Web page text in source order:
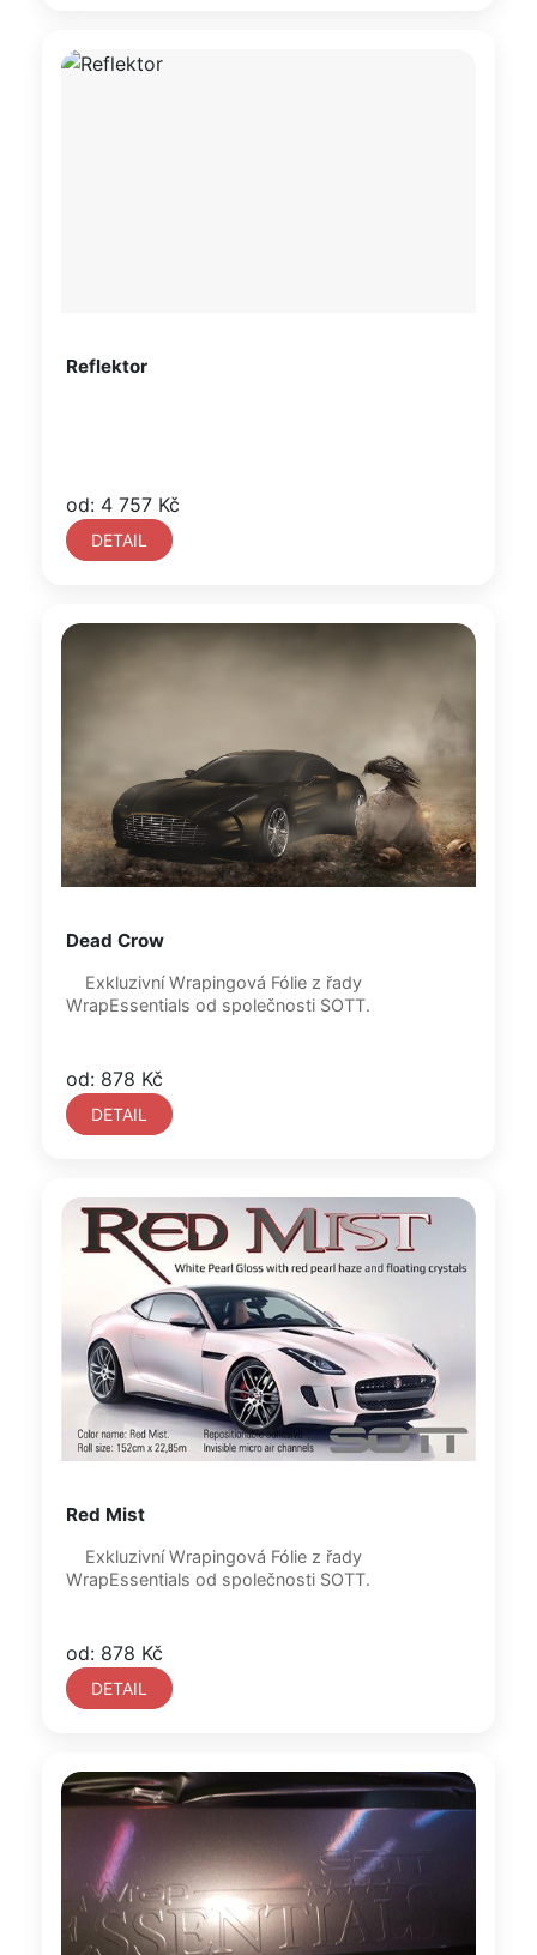
Reflektor
od: 4 757 Kč
DETAIL
Dead Crow
WrapEssentials od společnosti SOTT.
od: 878 Kč
DETAIL
Red Mist
WrapEssentials od společnosti SOTT.
od: 878 Kč
DETAIL